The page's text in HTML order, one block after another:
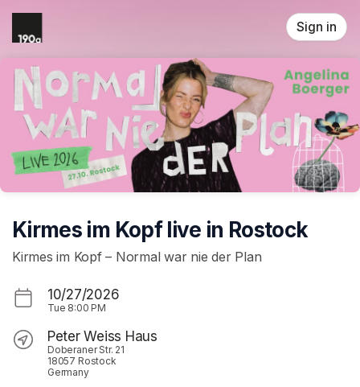
Skip header
Sign in
Kirmes im Kopf live in Rostock
Kirmes im Kopf – Normal war nie der Plan
10/27/2026
Tue 8:00 PM
Peter Weiss Haus
Doberaner Str. 21
18057 Rostock
Germany